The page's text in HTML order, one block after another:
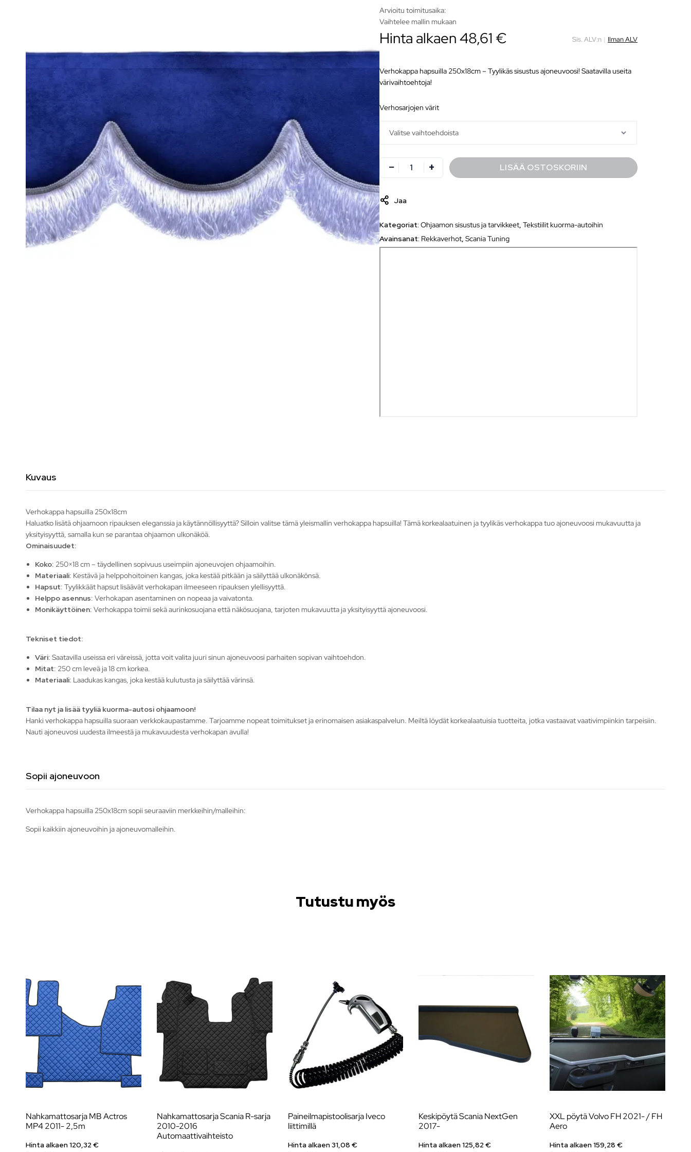
Arvioitu toimitusaika:
Vaihtelee mallin mukaan
Hinta alkaen48,61 € Sis. ALV:n | Ilman ALV
Verhokappa hapsuilla 250x18cm – Tyylikäs sisustus ajoneuvoosi! Saatavilla useita
värivaihtoehtoja!
verhosarjojen värit
LISÄÄ OSTOSKORIIN
Jaa
Kategoriat:Ohjaamon sisustus ja tarvikkeet ,Tekstiilit kuorma-autoihin
Avainsanat: Rekkaverhot ,Scania Tuning
Kuvaus
Verhokappa hapsuilla 250x18cm
Haluatko lisätä ohjaamoon ripauksen eleganssia ja käytännöllisyyttä? Silloin valitse tämä yleismallin verhokappa hapsuilla! Tämä korkealaatuinen ja tyylikäs verhokappa tuo ajoneuvoosi mukavuutta ja
yksityisyyttä, samalla kun se parantaa ohjaamon ulkonäköä.
Ominaisuudet:
Koko: 250×18 cm – täydellinen sopivuus useimpiin ajoneuvojen ohjaamoihin.
Materiaali: Kestävä ja helppohoitoinen kangas, joka kestää pitkään ja säilyttää ulkonäkönsä.
Hapsut: Tyylikkäät hapsut lisäävät verhokapan ilmeeseen ripauksen ylellisyyttä.
Helppo asennus: Verhokapan asentaminen on nopeaa ja vaivatonta.
Monikäyttöinen: Verhokappa toimii sekä aurinkosuojana että näkösuojana, tarjoten mukavuutta ja yksityisyyttä ajoneuvoosi.
Tekniset tiedot:
Väri: Saatavilla useissa eri väreissä, jotta voit valita juuri sinun ajoneuvoosi parhaiten sopivan vaihtoehdon.
Mitat: 250 cm leveä ja 18 cm korkea.
Materiaali: Laadukas kangas, joka kestää kulutusta ja säilyttää värinsä.
Tilaa nyt ja lisää tyyliä kuorma-autosi ohjaamoon!
Hanki verhokappa hapsuilla suoraan verkkokaupastamme. Tarjoamme nopeat toimitukset ja erinomaisen asiakaspalvelun. Meiltä löydät korkealaatuisia tuotteita, jotka vastaavat vaativimpiinkin tarpeisiin.
Nauti ajoneuvosi uudesta ilmeestä ja mukavuudesta verhokapan avulla!
Sopii ajoneuvoon
Verhokappa hapsuilla 250x18cm sopii seuraaviin merkkeihin/malleihin:
Sopii kaikkiin ajoneuvoihin ja ajoneuvomalleihin.
Tutustu myös
Nahkamattosarja MB Actros
MP4 2011- 2,5m
Hinta alkaen 120,32 €
Nahkamattosarja Scania R-sarja
2010-2016
Automaattivaihteisto
Paineilmapistoolisarja Iveco
liittimillä
Hinta alkaen31,08 €
Keskipöytä Scania NextGen
2017-
Hinta alkaen 125,82 €
XXL pöytä Volvo FH 2021- / FH
Aero
Hinta alkaen 159,28 €